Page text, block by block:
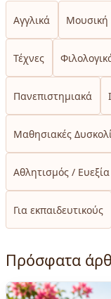
Αγγλικά Μουσική
Τέχνες
Πανεπιστημιακά
Μαθησιακές
Αθλητισμός / Ευεξία
Για εκπαιδευτικούς
Πρόσφατα